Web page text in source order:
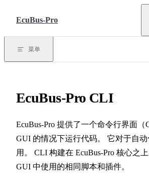
EcuBus-Pro
菜单
EcuBus-Pro CLI
EcuBus-Pro 提供了一个命令行界面
GUI 的情况下运行代码。 它对于自
用。 CLI 构建在 EcuBus-Pro 核心之
GUI 中使用的相同脚本和插件。